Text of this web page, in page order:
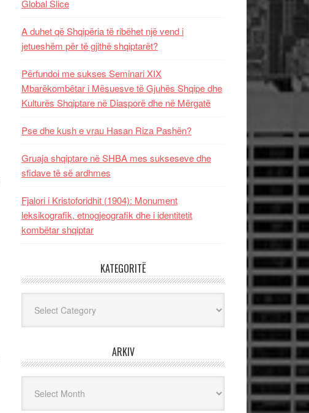
Global Slice
A duhet që Shqipëria të ribëhet një vend i
jetueshëm për të gjithë shqiptarët?
Përfundoi me sukses Seminari XIX
Mbarëkombëtar i Mësuesve të Gjuhës Shqipe dhe
Kulturës Shqiptare në Diasporë dhe në Mërgatë
Pse dhe kush e vrau Hasan Riza Pashën?
Gruaja shqiptare në SHBA mes sukseseve dhe
sfidave të së ardhmes
Fjalori i Kristoforidhit (1904): Monument
leksikografik, etnogjeografik dhe i identitetit
kombëtar shqiptar
KATEGORITË
ARKIV